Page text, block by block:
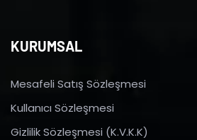
KURUMSAL
Mesafeli Satış Sözleşmesi
Kullanıcı Sözleşmesi
Gizlilik Sözleşmesi (K.V.K.K)